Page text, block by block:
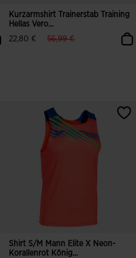
Kurzarmshirt Trainerstab Training
Hellas Vero...
22,80 €
label.price.reduced.from
56,99 €label.price.to
4,1 von 5 Kundenbewertungen
Shirt S/m Mann Elite X Neon-
Korallenrot König...